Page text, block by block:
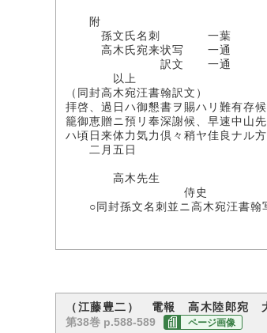
匆々
附
孫文氏名刺 一葉
高木氏宛来状写 一通
訳文 一通
以上
（同封高木宛汪書翰訳文）
拝啓、過日ハ御懇書ヲ賜ハリ難有存
籠御恵贈ニ預リ奉深謝候、早速中山
ハ頃日来体力気力倶々稍ヤ佳良ナル
二月五日
汪
高木先生
侍史
○同封孫文名刺並ニ高木宛汪書翰
（江藤豊二） 電報 高木陸郎宛
第38巻 p.588-589
ページ画像